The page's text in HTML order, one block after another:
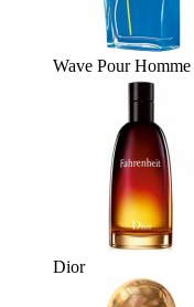
Wave Pour Homme
Dior